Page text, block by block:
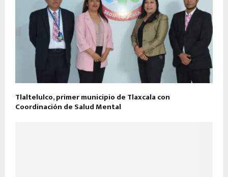
Tlaltelulco, primer municipio de Tlaxcala con
Coordinación de Salud Mental